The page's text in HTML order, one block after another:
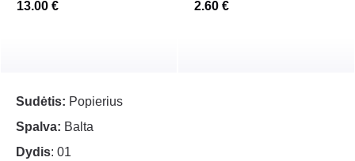
13.00 €
2.60 €
Sudėtis: Popierius
Spalva: Balta
Dydis: 01